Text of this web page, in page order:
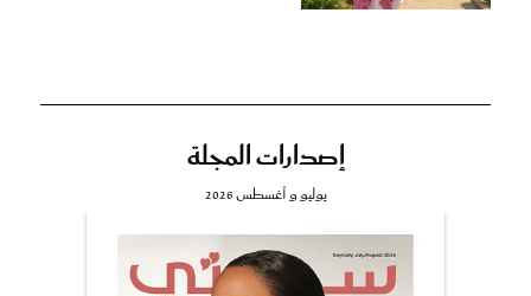
إصدارات المجلة
يوليو و أغسطس 2026